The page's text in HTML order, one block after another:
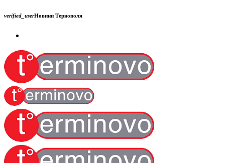
verified_userНовини Тернополя